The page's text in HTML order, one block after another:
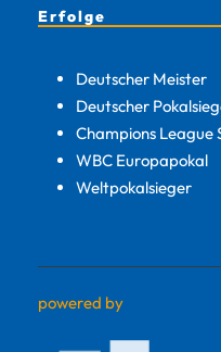
Erfolge
Deutscher Meister
Deutscher
Champions League
WBC Europapokal
Weltpokalsieger
powered by